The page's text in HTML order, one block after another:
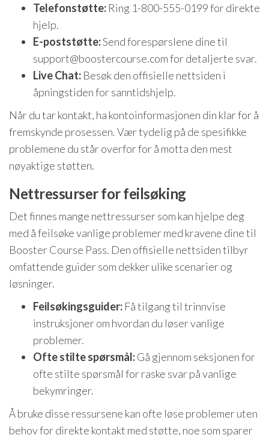
Telefonstøtte: Ring 1-800-555-0199 for direkte
hjelp.
E-poststøtte:Send forespørslene dine til
support@boostercourse.comfor detaljerte svar.
Live Chat: Besøk den offisielle nettsiden i
åpningstiden for sanntidshjelp.
Når du tar kontakt, ha kontoinformasjonen din klar for å
fremskynde prosessen. Vær tydelig på de spesifikke
problemene du står overfor for å motta den mest
nøyaktige støtten.
Nettressurser for feilsøking
Det finnes mange nettressurser som kan hjelpe deg
med å feilsøke vanlige problemer med kravene dine til
Booster Course Pass. Den offisielle nettsiden tilbyr
omfattende guider som dekker ulike scenarier og
løsninger.
Feilsøkingsguider: Få tilgang til trinnvise
instruksjoner om hvordan du løser vanlige
problemer.
Ofte stilte spørsmål:Gå gjennom seksjonen for
ofte stilte spørsmål for raske svar på vanlige
bekymringer.
Å bruke disse ressursene kan ofte løse problemer uten
behov for direkte kontakt med støtte, noe som sparer